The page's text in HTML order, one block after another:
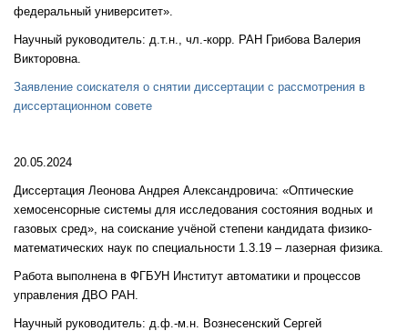
федеральный университет».
Научный руководитель: д.т.н., чл.-корр. РАН Грибова Валерия
Викторовна.
Заявление соискателя о снятии диссертации с рассмотрения в
диссертационном совете
20.05.2024
Диссертация Леонова Андрея Александровича: «Оптические
хемосенсорные системы для исследования состояния водных и
газовых сред», на соискание учёной степени кандидата физико-
математических наук по специальности 1.3.19 – лазерная физика.
Работа выполнена в ФГБУН Институт автоматики и процессов
управления ДВО РАН.
Научный руководитель: д.ф.-м.н. Вознесенский Сергей